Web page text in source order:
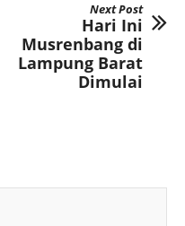
Next Post
Hari Ini
Musrenbang di
Lampung Barat
Dimulai